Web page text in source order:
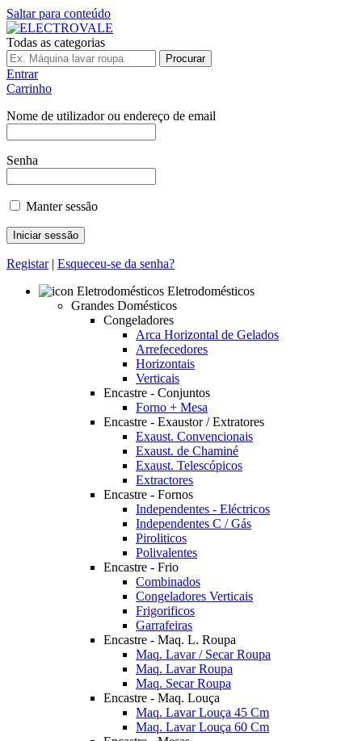
Saltar para conteúdo
Todas as categorias
Procurar
Entrar
Carrinho
Nome de utilizador ou endereço de email
Senha
Manter sessão
Registar| Esqueceu-se da senha?
Eletrodomésticos
Grandes Domésticos
Congeladores
Arca Horizontal de Gelados
Arrefecedores
Horizontais
Verticais
Encastre - Conjuntos
Forno + Mesa
Encastre - Exaustor / Extratores
Exaust. Convencionais
Exaust. de Chaminé
Exaust. Telescópicos
Extractores
Encastre - Fornos
Independentes - Eléctricos
Independentes C / Gás
Piroliticos
Polivalentes
Encastre - Frio
Combinados
Congeladores Verticais
Frigorificos
Garrafeiras
Encastre - Maq. L. Roupa
Maq. Lavar / Secar Roupa
Maq. Lavar Roupa
Maq. Secar Roupa
Encastre - Maq. Louça
Maq. Lavar Louça 45 Cm
Maq. Lavar Louça 60 Cm